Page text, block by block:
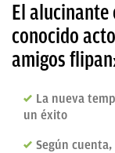
El alucinante
conocido
amigos
La nueva
un éxito
Según